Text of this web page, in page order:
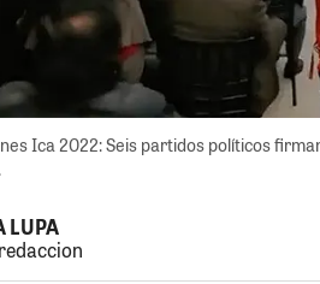
Ica 2022: Seis partidos políticos
LUPA